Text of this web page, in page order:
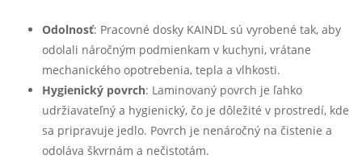
Odolnosť: Pracovné dosky KAINDL sú vyrobené tak, aby
odolali náročným podmienkam v kuchyni, vrátane
mechanického opotrebenia, tepla a vlhkosti.
Hygienický povrch: Laminovaný povrch je ľahko
udržiavateľný a hygienický, čo je dôležité v prostredí, kde
sa pripravuje jedlo. Povrch je nenáročný na čistenie a
odoláva škvrnám a nečistotám.